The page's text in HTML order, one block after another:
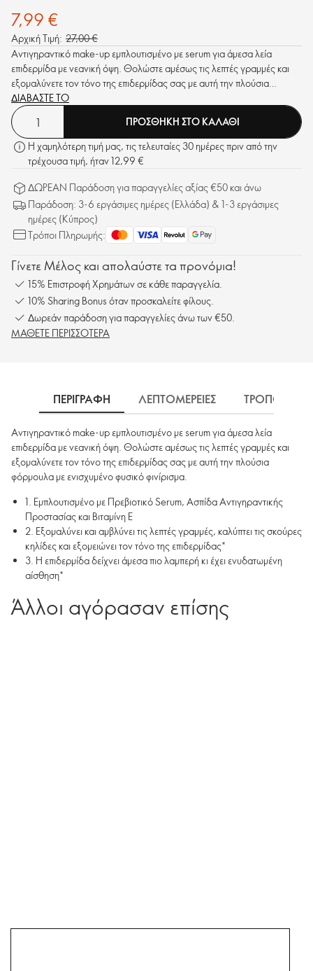
7,99 €
Αρχική Τιμή: 27,00 €
Αντιγηραντικό make-up εμπλουτισμένο με serum για άμεσα λεία
επιδερμίδα με νεανική όψη. Θολώστε αμέσως τις λεπτές γραμμές και
εξομαλύνετε τον τόνο της επιδερμίδας σας με αυτή την πλούσια
φόρμουλα με ενισχυμένο φυσικό φινίρισμα.
ΔΙΑΒΑΣΤΕ ΤΟ
ΠΡΟΣΘΗΚΗ ΣΤΟ ΚΑΛΑΘΙ
Η χαμηλότερη τιμή μας, τις τελευταίες 30 ημέρες πριν από την
τρέχουσα τιμή, ήταν 12,99 €
ΔΩΡΕΑΝ Παράδοση για παραγγελίες αξίας €50 και άνω
Παράδοση: 3-6 εργάσιμες ημέρες (Ελλάδα) & 1-3 εργάσιμες
ημέρες (Κύπρος)
Τρόποι Πληρωμής:
Γίνετε Μέλος και απολαύστε τα προνόμια!
15% Επιστροφή Χρημάτων σε κάθε παραγγελία.
10% Sharing Bonus όταν προσκαλείτε φίλους.
Δωρεάν παράδοση για παραγγελίες άνω των €50.
ΜΑΘΕΤΕ ΠΕΡΙΣΣΟΤΕΡΑ
ΠΕΡΙΓΡΑΦΗ ΛΕΠΤΟΜΕΡΕΙΕΣ ΤΡΟΠΟΣ
Αντιγηραντικό make-up εμπλουτισμένο με serum για άμεσα λεία
επιδερμίδα με νεανική όψη. Θολώστε αμέσως τις λεπτές γραμμές και
εξομαλύνετε τον τόνο της επιδερμίδας σας με αυτή την πλούσια
φόρμουλα με ενισχυμένο φυσικό φινίρισμα.
1. Εμπλουτισμένο με Πρεβιοτικό Serum, Ασπίδα Αντιγηραντικής
Προστασίας και Βιταμίνη Ε
2. Εξομαλύνει και αμβλύνει τις λεπτές γραμμές, καλύπτει τις σκούρες
κηλίδες και εξομειώνει τον τόνο της επιδερμίδας*
3. Η επιδερμίδα δείχνει άμεσα πιο λαμπερή κι έχει ενυδατωμένη
αίσθηση*
Άλλοι αγόρασαν επίσης